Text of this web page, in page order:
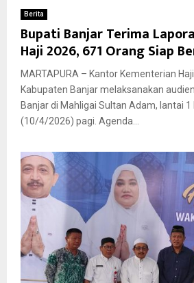
Berita
Bupati Banjar Terima
Haji 2026, 671 Orang Siap
MARTAPURA – Kantor Kementerian
Kabupaten Banjar melaksanakan
Banjar di Mahligai Sultan Adam, lantai
(10/4/2026) pagi. Agenda...